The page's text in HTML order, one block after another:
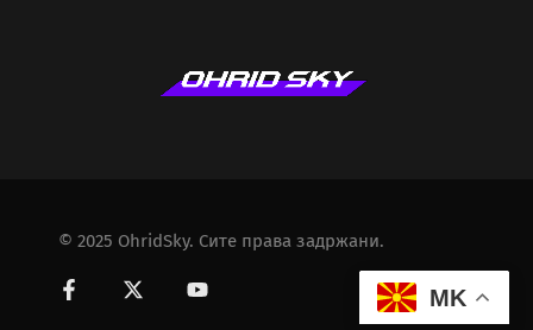
© 2025 OhridSky. Сите права задржани.
MK